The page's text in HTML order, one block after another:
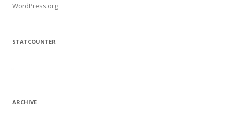
WordPress.org
STATCOUNTER
ARCHIVE